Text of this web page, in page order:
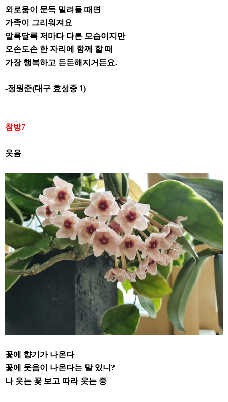
외로움이 문득 밀려들 때면
가족이 그리워져요
알록달록 저마다 다른 모습이지만
오손도손 한 자리에 함께 할 때
가장 행복하고 든든해지거든요.
-정원준(대구 효성중 1)
참방7
웃음
꽃에 향기가 나온다
꽃에 웃음이 나온다는 말 있니 ?
나 웃는 꽃 보고 따라 웃는 중